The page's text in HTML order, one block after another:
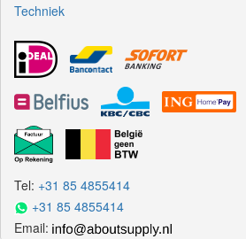
Techniek
Tel: +31 85 4855414
+31 85 4855414
Email: